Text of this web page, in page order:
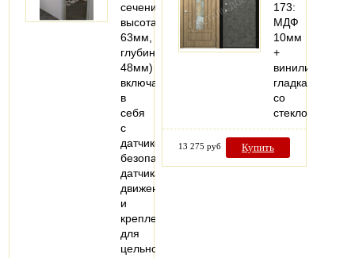
сечении:
высота
63мм,
глубина
48мм)
включает
в
себя
с
датчиком
безопасности,
датчиками
движения
и
крепления
для
цельностеклянной…
173:
МДФ
10мм
+
винилискожа
гладкая,
со
стеклом
13 275 руб Купить